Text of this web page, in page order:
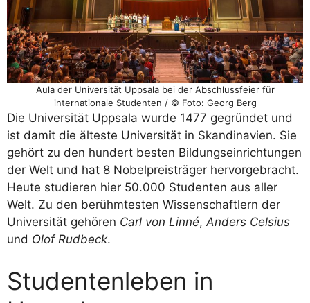
Aula der Universität Uppsala bei der Abschlussfeier für
internationale Studenten / © Foto: Georg Berg
Die Universität Uppsala wurde 1477 gegründet und
ist damit die älteste Universität in Skandinavien. Sie
gehört zu den hundert besten Bildungseinrichtungen
der Welt und hat 8 Nobelpreisträger hervorgebracht.
Heute studieren hier 50.000 Studenten aus aller
Welt. Zu den berühmtesten Wissenschaftlern der
Universität gehören Carl von Linné,Anders Celsius
und Olof Rudbeck.
Studentenleben in